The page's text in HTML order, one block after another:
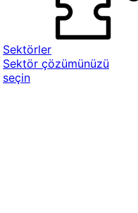
Sektörler
Sektör çözümünüzü
seçin